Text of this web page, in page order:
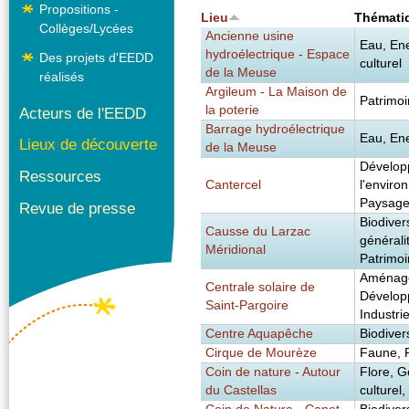
Lieu
Ancienne usine
hydroélectrique - Espace
de la Meuse
Eau,
culturel
Argileum - La Maison de
la poterie
Barrage hydroélectrique
de la Meuse
Eau,
Cantercel
Paysage
Causse du Larzac
Méridional
Centrale solaire de
Saint-Pargoire
Industrie
Centre Aquapêche
Cirque de Mourèze
Faune,
Coin de nature - Autour
du Castellas
Flore,
culturel,
Propositions -
Collèges/Lycées
Des projets d'EEDD
réalisés
Acteurs de l'EEDD
Lieux de découverte
Ressources
Revue de presse